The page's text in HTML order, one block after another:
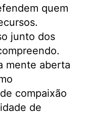
quem
junto dos
mente aberta
compaixão
de